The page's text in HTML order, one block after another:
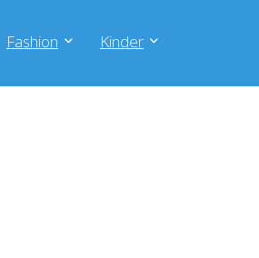
Fashion Kinder